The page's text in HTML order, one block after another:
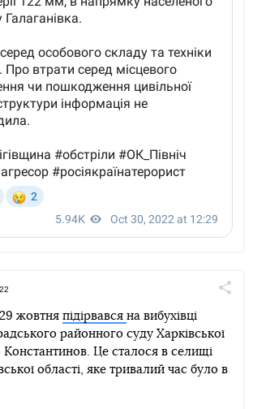
TelegramFacebookTwitter
жовтня підірвався на вибухівці
районного суду Харківської
Константинов. Це сталося в селищі
області, яке тривалий час було в